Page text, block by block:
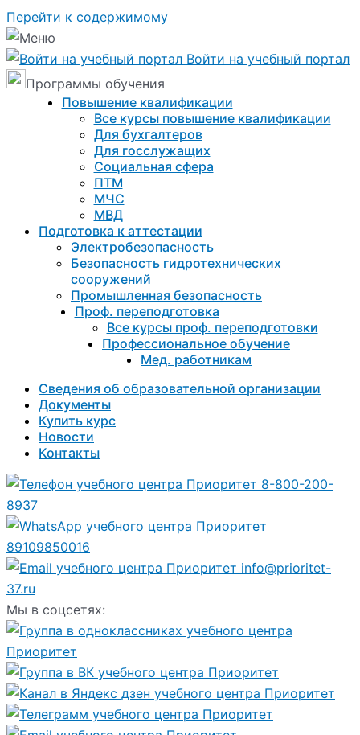
Перейти к содержимому
Войти на учебный портал
Программы обучения
Повышение квалификации
Все курсы повышение квалификации
Для бухгалтеров
Для госслужащих
Социальная сфера
ПТМ
МЧС
МВД
Подготовка к aттестации
Электробезопасность
Безопасность гидротехнических
сооружений
Промышленная безопасность
Проф. переподготовка
Все курсы проф. переподготовки
Профессиональное обучение
Мед. работникам
Сведения об образовательной организации
Документы
Купить курс
Новости
Контакты
8-800-200-
8937
89109850016
info@prioritet-
37.ru
Мы в соцсетях: